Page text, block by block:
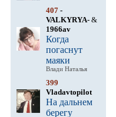
407 -
VALKYRYA- &
1966av
Когда
погаснут
маяки
Влади Наталья
399
Vladavtopilot
На дальнем
берегу